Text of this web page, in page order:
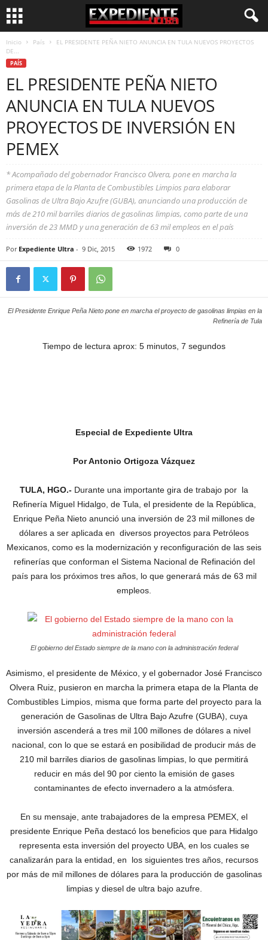
Inicio País
EL PRESIDENTE PEÑA NIETO ANUNCIA EN TULA NUEVOS PROYECTOS
DE...
PAÍS
EL PRESIDENTE PEÑA NIETO
ANUNCIA EN TULA NUEVOS
PROYECTOS DE INVERSIÓN EN
PEMEX
* Acompañado del gobernador Francisco Olvera, pone en marcha la
primera etapa de la Planta de Combustibles Limpios para elaborar
Gasolinas de Ultra Bajo Azufre (GUBA), anunciando una producción de
más de 210 mil barriles diarios de gasolinas limpias, como parte de una
inversión de 23 MMD y una generación de 63 mil empleos en el país
Por Expediente Ultra - 9 Dic, 2015 1972 0
El Presidente Enrique Peña Nieto pone en marcha el proyecto de gasolinas limpias en la
Refinería de Tula
Tiempo de lectura aprox: 5 minutos, 7 segundos
Especial de Expediente Ultra
Por Antonio Ortigoza Vázquez
TULA, HGO.- Durante una importante gira de trabajo por la
Refinería Miguel Hidalgo, de Tula, el presidente de la República,
Enrique Peña Nieto anunció una inversión de 23 mil millones de
dólares a ser aplicada en diversos proyectos para Petróleos
Mexicanos, como es la modernización y reconfiguración de las seis
refinerías que conforman el Sistema Nacional de Refinación del
país para los próximos tres años, lo que generará más de 63 mil
empleos.
El gobierno del Estado siempre de la mano con la administración federal
Asimismo, el presidente de México, y el gobernador José Francisco
Olvera Ruiz, pusieron en marcha la primera etapa de la Planta de
Combustibles Limpios, misma que forma parte del proyecto para la
generación de Gasolinas de Ultra Bajo Azufre (GUBA), cuya
inversión ascenderá a tres mil 100 millones de dólares a nivel
nacional, con lo que se estará en posibilidad de producir más de
210 mil barriles diarios de gasolinas limpias, lo que permitirá
reducir en más del 90 por ciento la emisión de gases
contaminantes de efecto invernadero a la atmósfera.
En su mensaje, ante trabajadores de la empresa PEMEX, el
presidente Enrique Peña destacó los beneficios que para Hidalgo
representa esta inversión del proyecto UBA, en los cuales se
canalizarán para la entidad, en los siguientes tres años, recursos
por más de mil millones de dólares para la producción de gasolinas
limpias y diesel de ultra bajo azufre.